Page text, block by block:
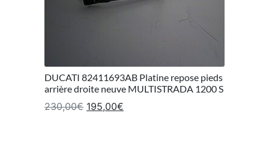
DUCATI 82411693AB Platine repose pieds
arrière droite neuve MULTISTRADA 1200 S
230,00€ Le prix initial était : 230,00€.
195,00€